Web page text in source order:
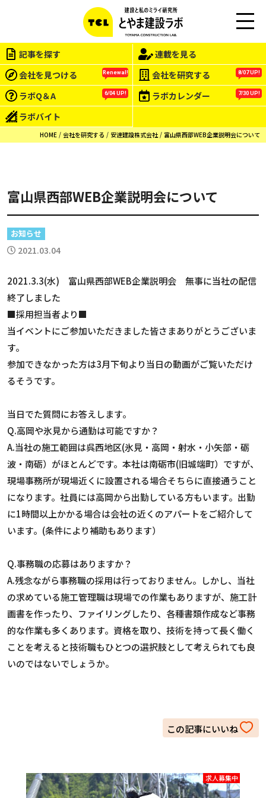
EN
記事を探す
連載を見る
会社を見つける
Renewal! 会社を研究する 8/07 UP!
ラボQ＆A 6/04 UP! ラボカレンダー 7/30 UP!
ラボバイト
HOME 会社を研究する 安達建設株式会社 富山県西部WEB企業説明会について
富山県西部WEB企業説明会について
お知らせ
2021.03.04
2021.3.3(水) 富山県西部WEB企業説明会 無事に当社の配信
終了しました
■採用担当者より■
当イベントにご参加いただきました皆さまありがとうございま
す。
参加できなかった方は3月下旬より当日の動画がご覧いただけ
るそうです。
当日でた質問にお答えします。
Q.高岡や氷見から通勤は可能ですか？
A.当社の施工範囲は呉西地区(氷見・高岡・射水・小矢部・砺
波・南砺）がほとんどです。本社は南砺市(旧城端町）ですが、
現場事務所が現場近くに設置される場合そちらに直接通うこと
になります。社員には高岡から出勤している方もいます。出勤
に1時間以上かかる場合は会社の近くのアパートをご紹介して
います。(条件により補助もあります）
Q.事務職の応募はありますか？
A.残念ながら事務職の採用は行っておりません。しかし、当社
の求めている施工管理職は現場での作業もありますが、施工計
画書を作ったり、ファイリングしたり、各種書類作成など事務
的な作業も多くあります。資格を取り、技術を持って長く働く
ことを考えると技術職もひとつの選択肢として考えられても良
いのではないでしょうか。
この会社をもっと研究する
求人募集中